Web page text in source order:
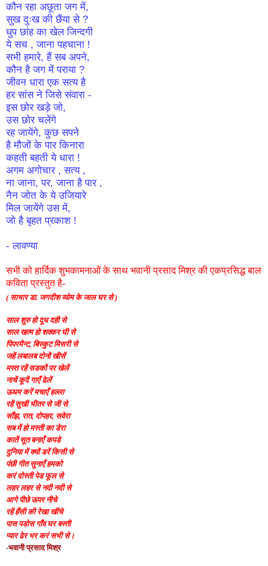
कौन रहा अछूता जग में,
सुख दुःख की छैंया से ?
धुप छांह का खेल जिन्दगी
ये सच , जाना पहचाना !
सभी हमारे, हैं सब अपने,
कौन है जग में पराया ?
जीवन धारा एक सत्य है
हर सांस ने जिसे संवारा -
इस छोर खड़े जो,
उस छोर चलेंगे
रह जायेंगे, कुछ सपने
है मौजों के पार किनारा
कहती बहती ये धारा !
अगम अगोचार , सत्य ,
ना जाना, पर, जाना है पार ,
नैन जोत के ये उजियारे
मिल जायेंगे उस में,
जो है बृहत प्रकाश !
- लावण्या
सभी को हार्दिक शुभकामनाओं के साथ भवानी प्रसाद मिश्र की एकप्रसिद्ध बाल
कविता प्रस्तुत है-
( साभार डा. जगदीश व्योम के जाल घर से )
साल शुरु हो दूध दही से
साल खत्म हो शक्कर घी से
पिपरमैन्ट, बिस्कुट मिसरी से
जहें लबालब दोनों खीसें
मस्त रहें सडकों पर खेलें
नाचें कूदें गाएँ ढेलें
ऊधम करें मचाएँ हल्ला
रहें सुखी भीतर से जी से
साँझ, रात, दोपहर, सवेरा
सब में हो मस्ती का डेरा
कातें सूत बनाएँ कपडे
दुनिया में क्यों डरें किसी से
पंछी गीत सुनाएँ हमको
करं दोस्ती पेड फूल से
लहर लहर से नदी नदी से
आगे पीछे ऊपर नीचे
रहें हँसी की रेखा खींचे
पास पडोस गाँव घर बस्ती
प्यार ढेर भर करं सभी से।
-भवानी प्रसाद मिश्र